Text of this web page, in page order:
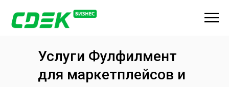
Услуги Фулфилмент
для маркетплейсов и